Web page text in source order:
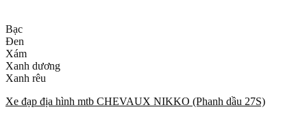
Bạc
Đen
Xám
Xanh dương
Xanh rêu
Xe đạp địa hình mtb CHEVAUX NIKKO (Phanh dầu 27S)